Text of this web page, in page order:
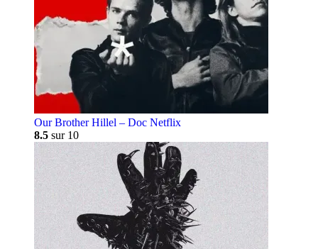
Our Brother Hillel – Doc Netflix
8.5 sur 10